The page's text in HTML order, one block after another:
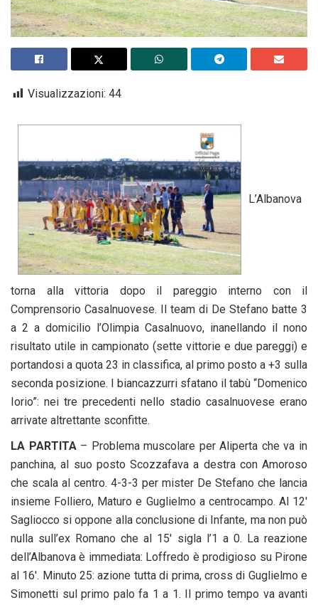
Visualizzazioni: 44
L’Albanova
torna alla vittoria dopo il pareggio interno con il
Comprensorio Casalnuovese. Il team di De Stefano batte 3
a 2 a domicilio l’Olimpia Casalnuovo, inanellando il nono
risultato utile in campionato (sette vittorie e due pareggi) e
portandosi a quota 23 in classifica, al primo posto a +3 sulla
seconda posizione. I biancazzurri sfatano il tabù “Domenico
Iorio”: nei tre precedenti nello stadio casalnuovese erano
arrivate altrettante sconfitte.
LA PARTITA – Problema muscolare per Aliperta che va in
panchina, al suo posto Scozzafava a destra con Amoroso
che scala al centro. 4-3-3 per mister De Stefano che lancia
insieme Folliero, Maturo e Guglielmo a centrocampo. Al 12′
Sagliocco si oppone alla conclusione di Infante, ma non può
nulla sull’ex Romano che al 15′ sigla l’1 a 0. La reazione
dell’Albanova è immediata: Loffredo è prodigioso su Pirone
al 16′. Minuto 25: azione tutta di prima, cross di Guglielmo e
Simonetti sul primo palo fa 1 a 1. Il primo tempo va avanti